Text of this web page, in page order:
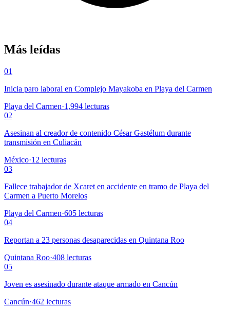
Más leídas
01
Inicia paro laboral en Complejo Mayakoba en Playa del Carmen
Playa del Carmen·1,994 lecturas
02
Asesinan al creador de contenido César Gastélum durante
transmisión en Culiacán
México·12 lecturas
03
Fallece trabajador de Xcaret en accidente en tramo de Playa del
Carmen a Puerto Morelos
Playa del Carmen·605 lecturas
04
Reportan a 23 personas desaparecidas en Quintana Roo
Quintana Roo·408 lecturas
05
Joven es asesinado durante ataque armado en Cancún
Cancún·462 lecturas